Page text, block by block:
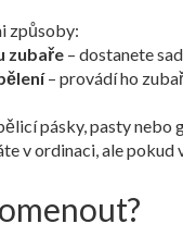
způsoby:
zubaře – dostanete
– provádí ho
pásky, pasty nebo
v ordinaci, ale